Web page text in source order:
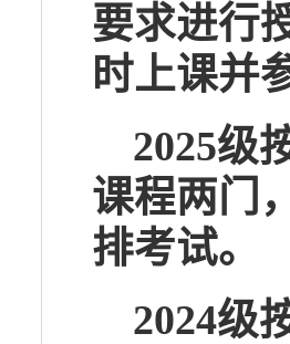
要求进行
时上课并
2025级
课程两门
排考试。
2024级